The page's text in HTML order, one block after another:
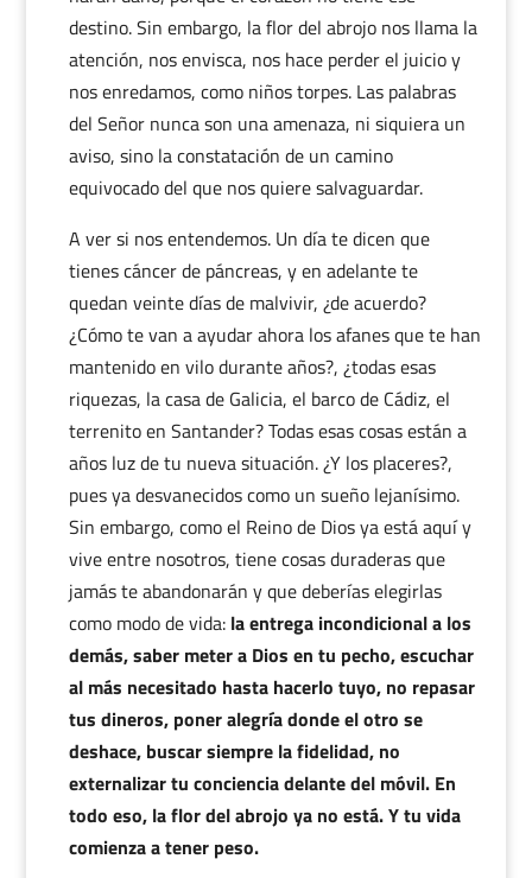
destino. Sin embargo, la flor del abrojo nos llama la
atención, nos envisca, nos hace perder el juicio y
nos enredamos, como niños torpes. Las palabras
del Señor nunca son una amenaza, ni siquiera un
aviso, sino la constatación de un camino
equivocado del que nos quiere salvaguardar.
A ver si nos entendemos. Un día te dicen que
tienes cáncer de páncreas, y en adelante te
quedan veinte días de malvivir, ¿de acuerdo?
¿Cómo te van a ayudar ahora los afanes que te han
mantenido en vilo durante años?, ¿todas esas
riquezas, la casa de Galicia, el barco de Cádiz, el
terrenito en Santander? Todas esas cosas están a
años luz de tu nueva situación. ¿Y los placeres?,
pues ya desvanecidos como un sueño lejanísimo.
Sin embargo, como el Reino de Dios ya está aquí y
vive entre nosotros, tiene cosas duraderas que
jamás te abandonarán y que deberías elegirlas
como modo de vida: la entrega incondicional a los
demás, saber meter a Dios en tu pecho, escuchar
al más necesitado hasta hacerlo tuyo, no repasar
tus dineros, poner alegría donde el otro se
deshace, buscar siempre la fidelidad, no
externalizar tu conciencia delante del móvil. En
todo eso, la flor del abrojo ya no está. Y tu vida
comienza a tener peso.